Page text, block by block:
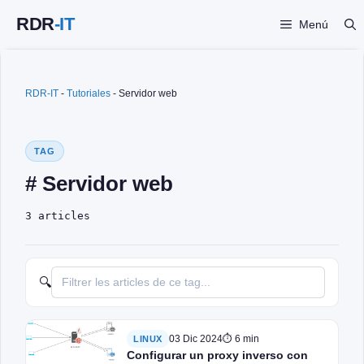
Menú
RDR-IT - Tutoriales - Servidor web
TAG
# Servidor web
3 articles
🔍
LINUX 03 Dic 2024⏱ 6 min
Configurar un proxy inverso con